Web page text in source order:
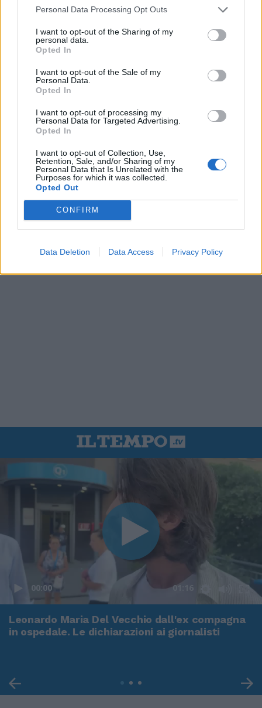
Personal Data Processing Opt Outs
I want to opt-out of the Sharing of my
personal data.
Opted In
I want to opt-out of the Sale of my
Personal Data.
Opted In
I want to opt-out of processing my
Personal Data for Targeted Advertising.
Opted In
I want to opt-out of Collection, Use,
Retention, Sale, and/or Sharing of my
Personal Data that Is Unrelated with the
Purposes for which it was collected.
Opted Out
CONFIRM
Data Deletion Data Access Privacy Policy
00:00 01:16
Leonardo Maria Del Vecchio dall'ex compagna
in ospedale. Le dichiarazioni ai giornalisti